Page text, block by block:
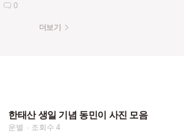
0
더보기
한태산 생일 기념 동민이 사진 모음
운별 조회수 4